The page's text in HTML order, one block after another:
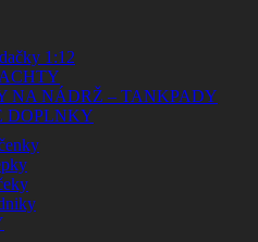
1:12
NA NÁDRŽ – TANKPADY
DOPLNKY